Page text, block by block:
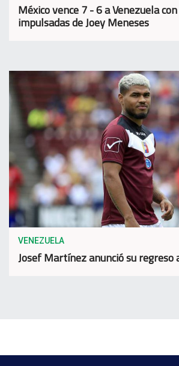
México vence 7 - 6 a Venezuela
impulsadas de Joey Meneses
VENEZUELA
Josef Martínez anunció su regreso